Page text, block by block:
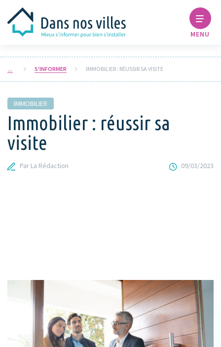
MENU
S'INFORMER IMMOBILIER : RÉUSSIR SA VISITE
IMMOBILIER
Immobilier : réussir sa
visite
Par La Rédaction 09/03/2023